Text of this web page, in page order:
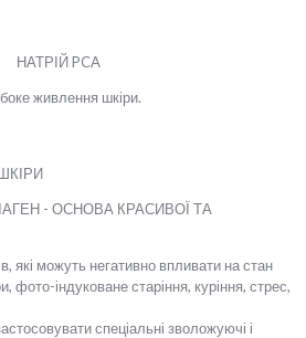
НАТРІЙ PCA
живлення шкіри.
- ОСНОВА КРАСИВОЇ ТА
які можуть негативно впливати на стан
фото-індуковане старіння, куріння, стрес,
спеціальні зволожуючі і